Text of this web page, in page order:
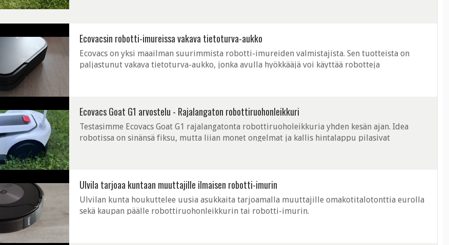
Ecovacsin robotti-imureissa vakava tietoturva-aukko
Ecovacs on yksi maailman suurimmista robotti-imureiden valmistajista. Sen tuotteista on
paljastunut vakava tietoturva-aukko, jonka avulla hyökkääjä voi käyttää robotteja
Ecovacs Goat G1 arvostelu - Rajalangaton robottiruohonleikkuri
Testasimme Ecovacs Goat G1 rajalangatonta robottiruoholeikkuria yhden kesän ajan. Idea
robotissa on sinänsä fiksu, mutta liian monet ongelmat ja kallis hintalappu pilasivat
Ulvila tarjoaa kuntaan muuttajille ilmaisen robotti-imurin
Ulvilan kunta houkuttelee uusia asukkaita tarjoamalla muuttajille omakotitalotonttia eurolla
sekä kaupan päälle robottiruohonleikkurin tai robotti-imurin.